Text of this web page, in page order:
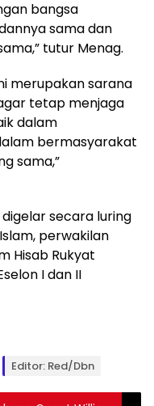
bangsa
sama dan
tutur Menag.
merupakan sarana
tetap menjaga
dalam
bermasyarakat
sama,”
digelar secara luring
perwakilan
Hisab Rukyat
I dan II
Editor: Red/dbn